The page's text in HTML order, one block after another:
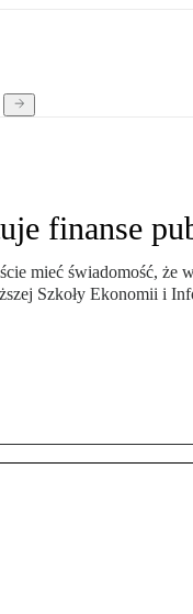
finanse
mieć świadomość, że
Szkoły Ekonomii i